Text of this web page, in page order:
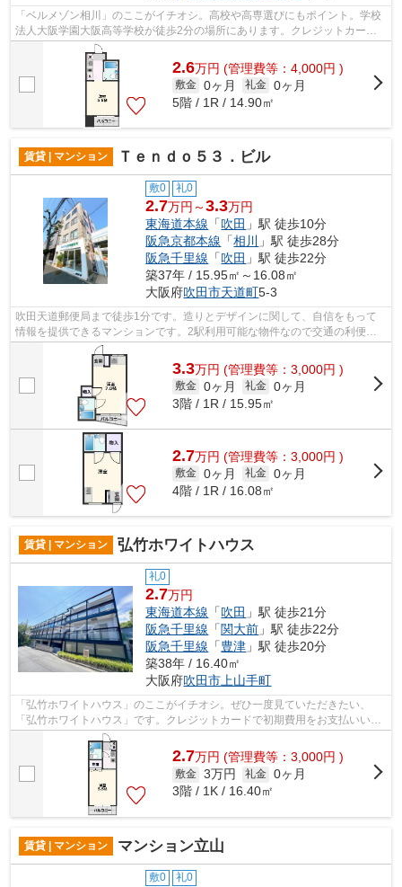
「ベルメゾン相川」のここがイチオシ。高校や高専選びにもポイント。学校
法人大阪学園大阪高等学校が徒歩2分の場所にあります。クレジットカード
で初期費用がお支払いいただけるので、...
2.6万円 (管理費等：4,000円 )
敷金 0ヶ月 礼金 0ヶ月
5階 / 1R / 14.90㎡
賃貸 | マンション Ｔｅｎｄｏ５３．ビル
敷0 礼0
2.7万円～3.3万円
東海道本線 「吹田 」駅 徒歩10分
阪急京都本線 「相川
」駅 徒歩28分
阪急千里線 「吹田 」駅 徒歩22分
築37年 / 15.95㎡～16.08㎡
大阪府吹田市天道町5-3
吹田天道郵便局まで徒歩1分です。造りとデザインに関して、自信をもって
情報を提供できるマンションです。2駅利用可能な物件なので交通の利便性
が良いのが魅力です。鉄骨造なので、間...
3.3万円 (管理費等：3,000円 )
敷金 0ヶ月 礼金 0ヶ月
3階 / 1R / 15.95㎡
2.7万円 (管理費等：3,000円 )
敷金 0ヶ月 礼金 0ヶ月
4階 / 1R / 16.08㎡
賃貸 | マンション 弘竹ホワイトハウス
礼0
2.7万円
東海道本線 「吹田 」駅 徒歩21分
阪急千里線 「関大前 」駅 徒歩22分
阪急千里線 「豊津 」駅 徒歩20分
築38年 / 16.40㎡
大阪府吹田市 上山手町
「弘竹ホワイトハウス」のここがイチオシ。ぜひ一度見ていただきたい、
「弘竹ホワイトハウス」です。クレジットカードで初期費用をお支払いいた
だける物件です。RC構造を生かした耐火...
2.7万円 (管理費等：3,000円 )
敷金 3万円 礼金 0ヶ月
3階 / 1K / 16.40㎡
賃貸 | マンション マンション立山
敷0 礼0